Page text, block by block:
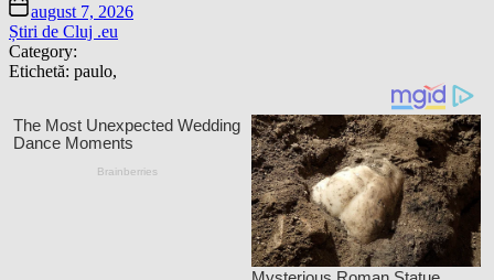
august 7, 2026
Știri de Cluj .eu
Category:
Etichetă: paulo,